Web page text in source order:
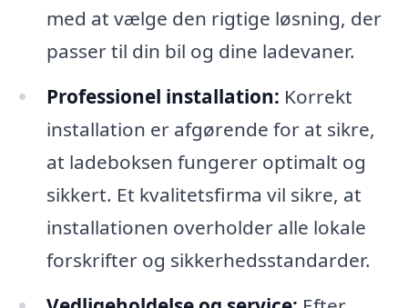
med at vælge den rigtige løsning, der
passer til din bil og dine ladevaner.
Professionel installation: Korrekt
installation er afgørende for at sikre,
at ladeboksen fungerer optimalt og
sikkert. Et kvalitetsfirma vil sikre, at
installationen overholder alle lokale
forskrifter og sikkerhedsstandarder.